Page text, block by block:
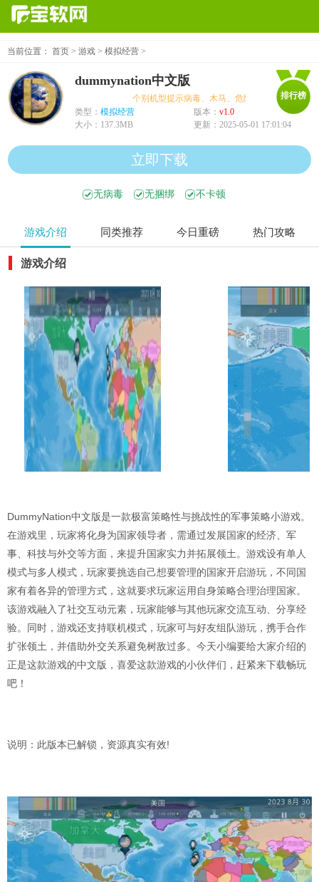
当前位置： 首页 > 游戏 > 模拟经营 >
排行榜
dummynation中文版
个别机型提示病毒、木马、危险，均为误报可放心下
类型： 模拟经营 版本： v1.0
大小： 137.3MB 更新： 2025-05-01 17:01:04
立即下载
无病毒 无捆绑 不卡顿
游戏介绍 同类推荐 今日重磅 热门攻略
游戏介绍
DummyNation中文版是一款极富策略性与挑战性的军事策略小游戏。
在游戏里，玩家将化身为国家领导者，需通过发展国家的经济、军
事、科技与外交等方面，来提升国家实力并拓展领土。游戏设有单人
模式与多人模式，玩家要挑选自己想要管理的国家开启游玩，不同国
家有着各异的管理方式，这就要求玩家运用自身策略合理治理国家。
该游戏融入了社交互动元素，玩家能够与其他玩家交流互动、分享经
验。同时，游戏还支持联机模式，玩家可与好友组队游玩，携手合作
扩张领土，并借助外交关系避免树敌过多。今天小编要给大家介绍的
正是这款游戏的中文版，喜爱这款游戏的小伙伴们，赶紧来下载畅玩
吧！
说明：此版本已解锁，资源真实有效!